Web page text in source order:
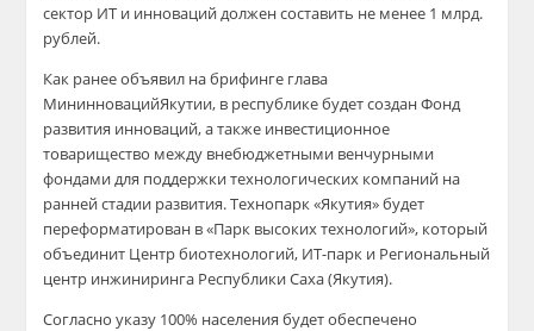
сектор ИТ и инноваций должен составить не менее 1 млрд.
рублей.
Как ранее объявил на брифинге глава
МининновацийЯкутии, в республике будет создан Фонд
развития инноваций, а также инвестиционное
товарищество между внебюджетными венчурными
фондами для поддержки технологических компаний на
ранней стадии развития. Технопарк «Якутия» будет
переформатирован в «Парк высоких технологий», который
объединит Центр биотехнологий, ИТ-парк и Региональный
центр инжиниринга Республики Саха (Якутия).
Согласно указу 100% населения будет обеспечено